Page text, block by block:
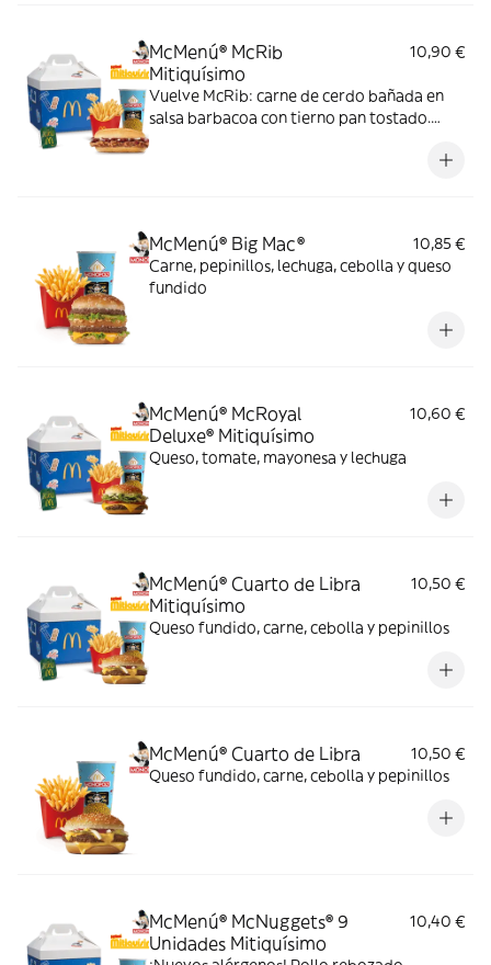
McMenú® McRib
Mitiquísimo
10,90 €
Vuelve McRib: carne de cerdo bañada en
salsa barbacoa con tierno pan tostado.
McMenú® Big Mac®
10,85 €
Carne, pepinillos, lechuga, cebolla y queso
fundido
McMenú® McRoyal
Deluxe® Mitiquísimo
10,60 €
Queso, tomate, mayonesa y lechuga
McMenú® Cuarto de Libra
Mitiquísimo
10,50 €
Queso fundido, carne, cebolla y pepinillos
McMenú® Cuarto de Libra
10,50 €
Queso fundido, carne, cebolla y pepinillos
McMenú® McNuggets® 9
Unidades Mitiquísimo
10,40 €